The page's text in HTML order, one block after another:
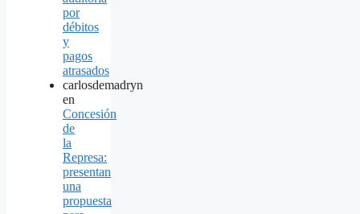
por
débitos
y
pagos
atrasados
carlosdemadryn
en
Concesión
de
la
Represa:
presentan
una
propuesta